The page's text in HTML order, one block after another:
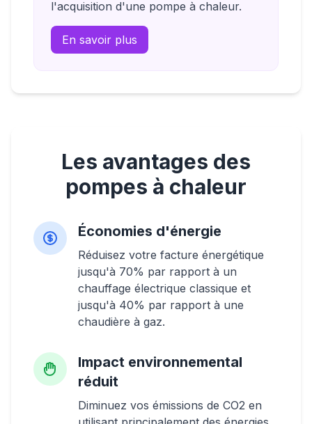
l'acquisition d'une pompe à chaleur.
En savoir plus
Les avantages des
pompes à chaleur
Économies d'énergie
Réduisez votre facture énergétique
jusqu'à 70% par rapport à un
chauffage électrique classique et
jusqu'à 40% par rapport à une
chaudière à gaz.
Impact environnemental
réduit
Diminuez vos émissions de CO2 en